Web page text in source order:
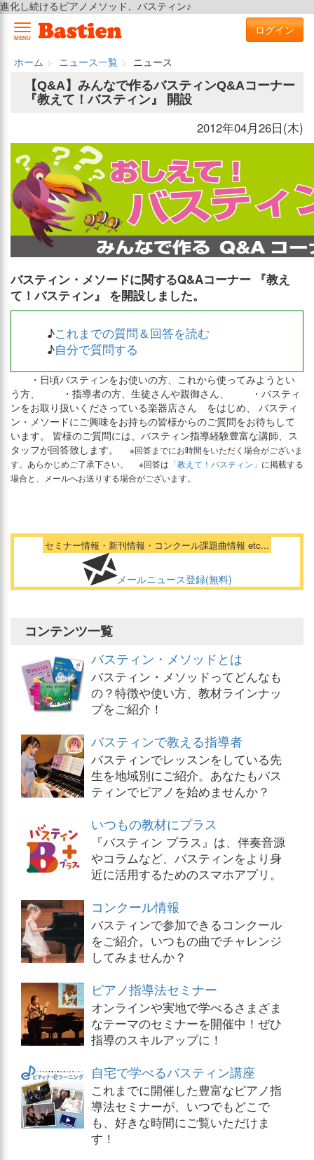
進化し続けるピアノメソッド、バスティン♪
MENU
ログイン
ホーム ニュース一覧
ニュース
【Q&A】みんなで作るバスティンQ&Aコーナー
『教えて！バスティン』 開設
2012年04月26日(木)
バスティン・メソードに関するQ&Aコーナー 『教え
て！バスティン』 を開設しました。
♪これまでの質問＆回答を読む
♪自分で質問する
・日頃バスティンをお使いの方、これから使ってみようとい
う方、 ・指導者の方、生徒さんや親御さん、 ・バスティ
ンをお取り扱いくださっている楽器店さん をはじめ、 バスティ
ン・メソードにご興味をお持ちの皆様からのご質問をお待ちして
います。 皆様のご質問には、バスティン指導経験豊富な講師、ス
タッフが回答致します。
※回答までにお時間をいただく場合がございま
す。あらかじめご了承下さい。 ※回答は 「教えて！バスティン」 に掲載する
場合と、メールへお送りする場合がございます。
セミナー情報・新刊情報・コンクール課題曲情報 etc...
メールニュース登録(無料)
コンテンツ一覧
バスティン・メソッドとは
バスティン・メソッドってどんなも
の？特徴や使い方、教材ラインナッ
プをご紹介！
バスティンで教える指導者
バスティンでレッスンをしている先
生を地域別にご紹介。あなたもバス
ティンでピアノを始めませんか？
いつもの教材にプラス
『バスティン プラス』は、伴奏音源
やコラムなど、バスティンをより身
近に活用するためのスマホアプリ。
コンクール情報
バスティンで参加できるコンクール
をご紹介。いつもの曲でチャレンジ
してみませんか？
ピアノ指導法セミナー
オンラインや実地で学べるさまざま
なテーマのセミナーを開催中！ぜひ
指導のスキルアップに！
自宅で学べるバスティン講座
これまでに開催した豊富なピアノ指
導法セミナーが、いつでもどこで
も、好きな時間にご覧いただけま
す！